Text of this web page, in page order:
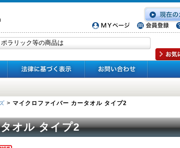
> マイクロファイバー カータオル タイプ2
オル タイプ2